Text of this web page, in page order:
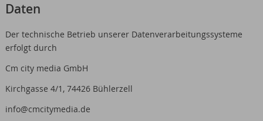
Daten
Der technische Betrieb unserer Datenverarbeitungssysteme
erfolgt durch
Cm city media GmbH
Kirchgasse 4/1, 74426 Bühlerzell
info@cmcitymedia.de